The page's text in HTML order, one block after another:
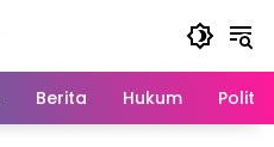
Berita Hukum Politik